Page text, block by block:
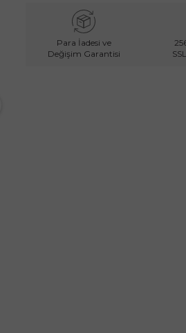
Para İadesi ve
Değişim Garantisi